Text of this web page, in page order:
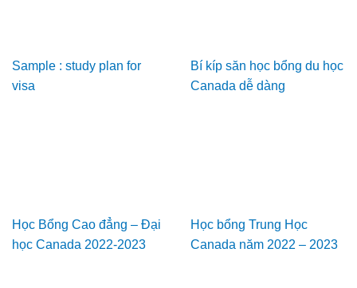
Sample : study plan for
visa
Bí kíp săn học bổng du học
Canada dễ dàng
Học Bổng Cao đẳng – Đại
học Canada 2022-2023
Học bổng Trung Học
Canada năm 2022 – 2023